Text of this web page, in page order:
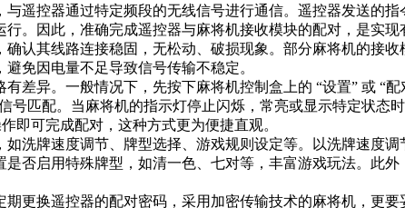
遥控器通过特定频段的无线信号进行通信。遥控器发送的
。因此，准确完成遥控器与麻将机接收模块的配对，是实现
认其线路连接稳固，无松动、破损现象。部分麻将机的接
免因电量不足导致信号传输不稳定。​
差异。一般情况下，先按下麻将机控制盒上的 “设置” 或 “
匹配。当麻将机的指示灯停止闪烁，常亮或显示特定状态
即可完成配对，这种方式更为便捷直观。​
洗牌速度调节、牌型选择、游戏规则设定等。以洗牌速度调
否启用特殊牌型，如清一色、七对等，丰富游戏玩法。此
更换遥控器的配对密码，采用加密传输技术的麻将机，更